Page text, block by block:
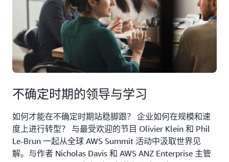
不确定时期的领导与学习
如何才能在不确定时期站稳脚跟？ 企业如何在规模和速
度上进行转型？ 与最受欢迎的节目 Olivier Klein 和 Phil
Le-Brun 一起从全球 AWS Summit 活动中汲取世界见
解。与作者 Nicholas Davis 和 AWS ANZ Enterprise 主管